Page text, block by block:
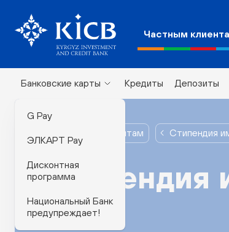
Частным
Банковские карты
G Pay
ЭЛКАРТ Pay
Дисконтная
программа
Национальный Банк
предупреждает!
Кредиты Депозиты
Частным клиентам Стипендия
Стипендия
Чой